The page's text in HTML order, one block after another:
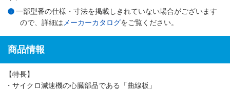
一部型番の仕様・寸法を掲載しきれていない場合がございます
ので、詳細は メーカーカタログをご覧ください。
商品情報
【特長】
・サイクロ減速機の心臓部品である「曲線板」